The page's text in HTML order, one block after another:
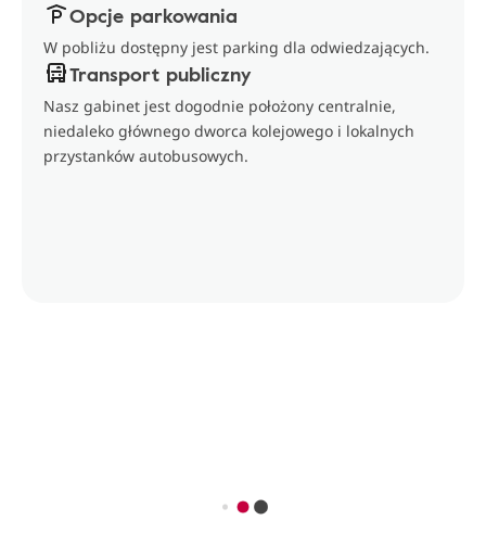
Opcje parkowania
W pobliżu dostępny jest parking dla odwiedzających.
Transport publiczny
Nasz gabinet jest dogodnie położony centralnie,
niedaleko głównego dworca kolejowego i lokalnych
przystanków autobusowych.